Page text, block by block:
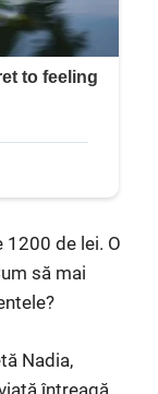
1200 de lei. O
să mai
Nadia,
întreagă